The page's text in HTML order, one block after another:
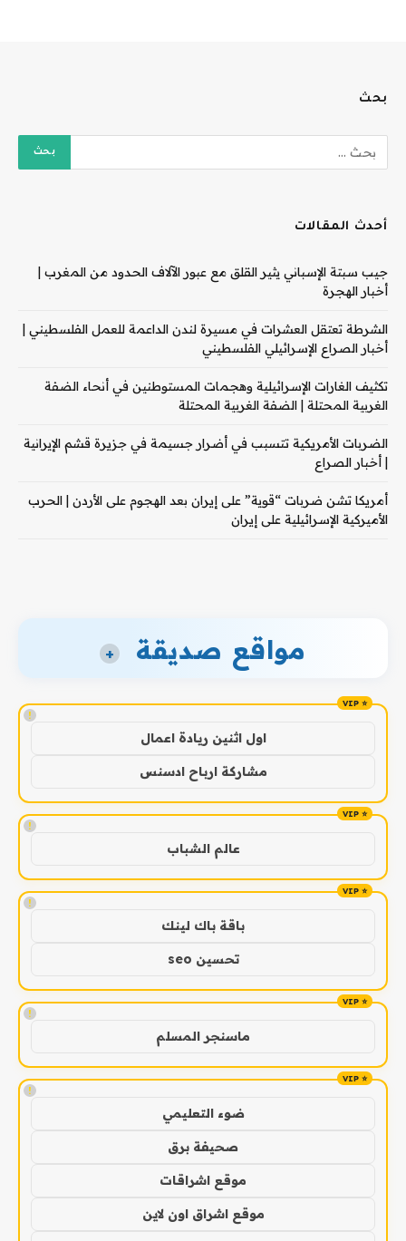
بحث
أحدث المقالات
جيب سبتة الإسباني يثير القلق مع عبور الآلاف الحدود من المغرب |
أخبار الهجرة
الشرطة تعتقل العشرات في مسيرة لندن الداعمة للعمل الفلسطيني |
أخبار الصراع الإسرائيلي الفلسطيني
تكثيف الغارات الإسرائيلية وهجمات المستوطنين في أنحاء الضفة
الغربية المحتلة | الضفة الغربية المحتلة
الضربات الأمريكية تتسبب في أضرار جسيمة في جزيرة قشم الإيرانية
| أخبار الصراع
أمريكا تشن ضربات “قوية” على إيران بعد الهجوم على الأردن | الحرب
الأميركية الإسرائيلية على إيران
مواقع صديقة +
!
اول اثنين ريادة اعمال
مشاركة ارباح ادسنس
!
عالم الشباب
!
باقة باك لينك
تحسين seo
!
ماسنجر المسلم
!
ضوء التعليمي
صحيفة برق
موقع اشراقات
موقع اشراق اون لاين